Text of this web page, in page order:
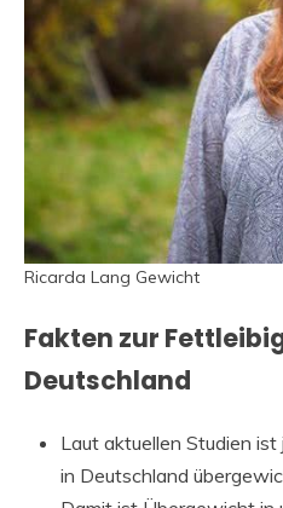
Ricarda Lang Gewicht
Fakten zur
Deutschland
Laut aktuellen Studien
in Deutschland